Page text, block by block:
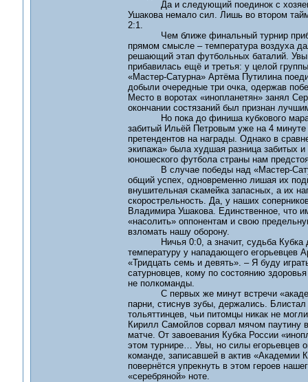
Да и следующий поединок с
Ушакова немало сил. Лишь во втором
2:1.
Чем ближе финальный турнир
прямом смысле – температура воздуха
решающий этап футбольных баталий.
прибавилась ещё и третья: у целой
«Мастер-Сатурна» Артёма Путилина
добыли очередные три очка, одержав
Место в воротах «инопланетян» занял
окончании состязаний был признан
Но пока до финиша кубкового
забитый Ильёй Петровым уже на 4 минуте
претендентов на награды. Однако в
экипажа» была худшая разница забитых
юношеского футбола страны нам
В случае победы над «Мастер-
общий успех, одновременно лишая их
внушительная скамейка запасных, а их
скорострельность. Да, у наших
Владимира Ушакова. Единственное, что
«насолить» оппонентам и свою
взломать нашу оборону.
Ничья 0:0, а значит, судьба Кубка
температуру у нападающего егорьевцев
«Тридцать семь и девять». – Я буду
сатурновцев, кому по состоянию
не полкоманды.
С первых же минут встречи
парни, стиснув зубы, держались.
тольяттинцев, чьи питомцы никак не
Кирилл Самойлов сорвал мячом паутину
матче. От завоевания Кубка России
этом турнире… Увы, но силы егорьевцев
команде, записавшей в актив «Академии
повернётся упрекнуть в этом героев
«серебряной» ноте.